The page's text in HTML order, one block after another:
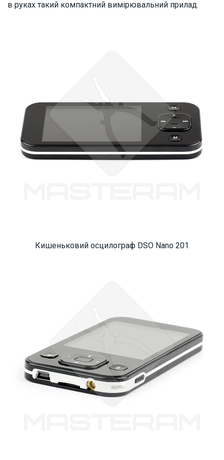
в руках такий компактний вимірювальний прилад.
Кишеньковий осцилограф DSO Nano 201